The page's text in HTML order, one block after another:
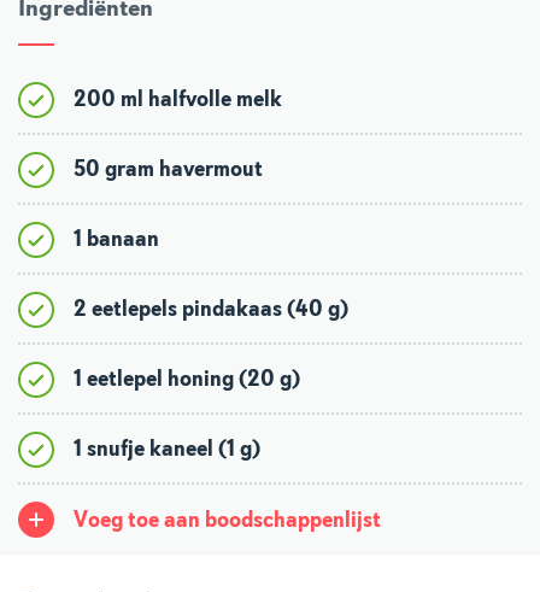
Ingrediënten
200 ml halfvolle melk
50 gram havermout
1 banaan
2 eetlepels pindakaas (40 g)
1 eetlepel honing (20 g)
1 snufje kaneel (1 g)
Voeg toe aan boodschappenlijst